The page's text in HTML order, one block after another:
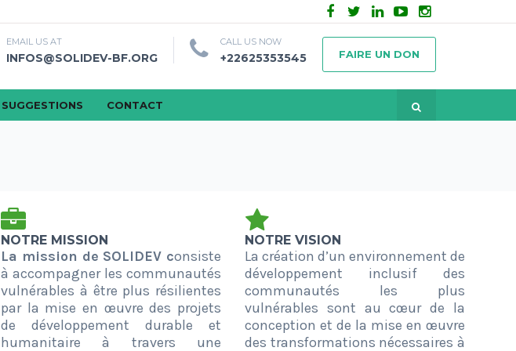
EMAIL US AT
INFOS@SOLIDEV-BF.ORG
CALL US NOW
+22625353545 FAIRE UN DON
SUGGESTIONS CONTACT
NOTRE MISSION
La mission de SOLIDEV consiste
à accompagner les communautés
vulnérables à être plus résilientes
par la mise en œuvre des projets
de développement durable et
humanitaire à travers une
NOTRE VISION
La création d’un environnement de
développement inclusif des
communautés les plus
vulnérables sont au cœur de la
conception et de la mise en œuvre
des transformations nécessaires à